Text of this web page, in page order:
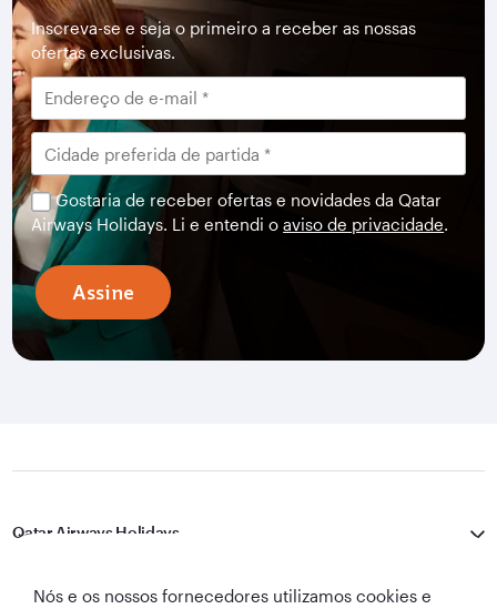
Inscreva-se e seja o primeiro a receber as nossas
ofertas exclusivas.
Gostaria de receber ofertas e novidades da Qatar
Airways Holidays. Li e entendi oaviso de privacidade.
Assine
Qatar Airways Holidays
Nós e os nossos fornecedores utilizamos cookies e